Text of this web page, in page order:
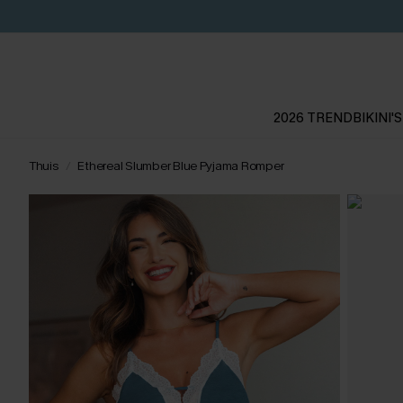
2026 TRENDBIKINI'S
Thuis Ethereal Slumber Blue Pyjama Romper